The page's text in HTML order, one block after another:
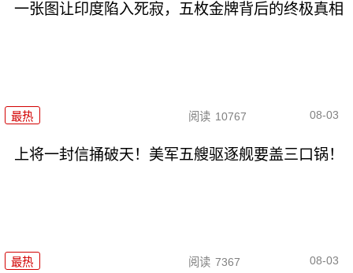
一张图让印度陷入死寂，五枚金牌背后的终极真相
最热 阅读 10767 08-03
上将一封信捅破天！美军五艘驱逐舰要盖三口锅！
最热 阅读 7367 08-03